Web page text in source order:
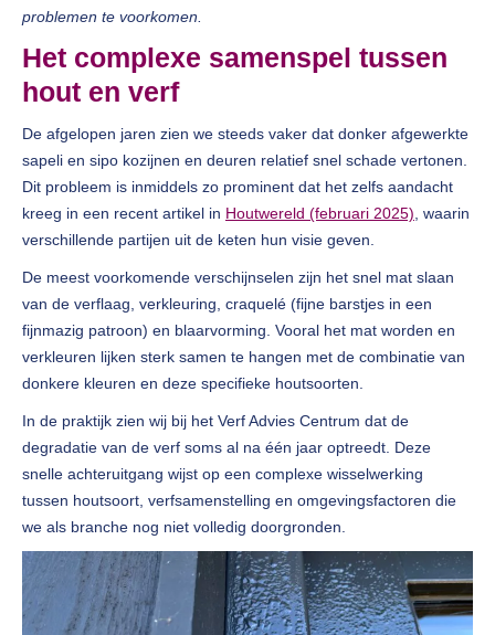
problemen te voorkomen.
Het complexe samenspel tussen
hout en verf
De afgelopen jaren zien we steeds vaker dat donker afgewerkte
sapeli en sipo kozijnen en deuren relatief snel schade vertonen.
Dit probleem is inmiddels zo prominent dat het zelfs aandacht
kreeg in een recent artikel in Houtwereld (februari 2025) , waarin
verschillende partijen uit de keten hun visie geven.
De meest voorkomende verschijnselen zijn het snel mat slaan
van de verflaag, verkleuring, craquelé (fijne barstjes in een
fijnmazig patroon) en blaarvorming. Vooral het mat worden en
verkleuren lijken sterk samen te hangen met de combinatie van
donkere kleuren en deze specifieke houtsoorten.
In de praktijk zien wij bij het Verf Advies Centrum dat de
degradatie van de verf soms al na één jaar optreedt. Deze
snelle achteruitgang wijst op een complexe wisselwerking
tussen houtsoort, verfsamenstelling en omgevingsfactoren die
we als branche nog niet volledig doorgronden.